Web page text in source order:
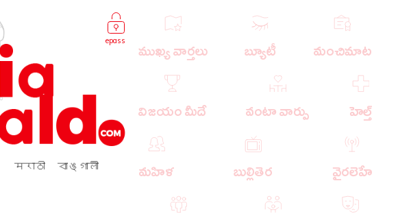
epass
मराठी
বাঙ্গালী
ముఖ్య వార్తలు బ్యూటీ మంచిమాట
విజయం మీదే వంటా వార్పు హెల్త్
మహిళ బుల్లితెర వైరలెహే